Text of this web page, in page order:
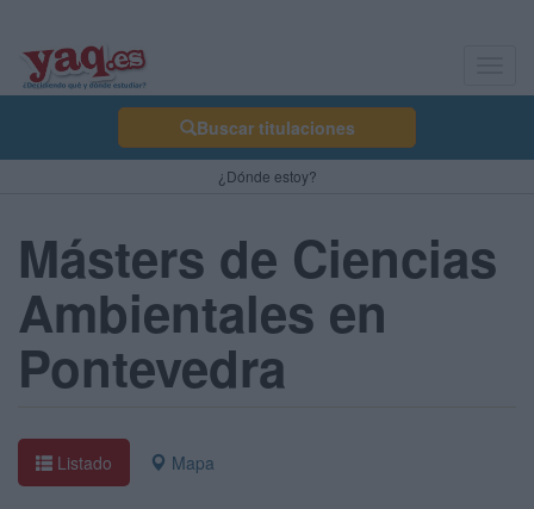
Buscar titulaciones
¿Dónde estoy?
Másters de Ciencias
Ambientales en
Pontevedra
Listado Mapa